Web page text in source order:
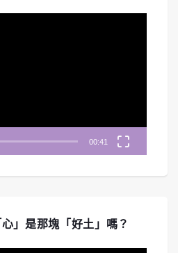
00:41
」是那塊「好土」嗎？